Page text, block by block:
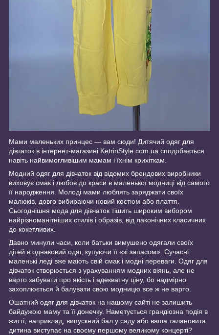
Мами маленьких принцес — вам сюди! Дитячий одяг для
дівчаток в інтернет-магазині KetrinStyle.com.ua сподобається
навіть найвимогливішим мамам і їхнім крихіткам.
Модний одяг для дівчаток від відомих брендових виробники
виховує смак і любов до краси в маленької модниці від самого
її народження. Молоді мами люблять заряджати своїх
малюків, довго вибираючи новий костюм або плаття.
Сьогоднішня мода для дівчаток тішить широким вибором
найрізноманітніших стилів і образів, від лаконічних класичних
до кокетливих.
Давно минули часи, коли батьки вимушено одягали своїх
дітей в однаковий одяг, купуючи її «зі запасом». Сучасні
маленькі леді вже мають свій смак і модні переваги. Одяг для
дівчаток створюється з урахуванням модних віянь, але не
варто забувати про якість і адекватну ціну, бо надмірно
захоплюється й балувати свою модницю все ж не варто.
Ошатний одяг для дівчаток на нашому сайті не залишить
байдужою маму та її донечку. Наметується грандіозна подія в
житті, наприклад, випускний бал у саду або ваша талановита
дитина виступає на своєму першому великому концерті?